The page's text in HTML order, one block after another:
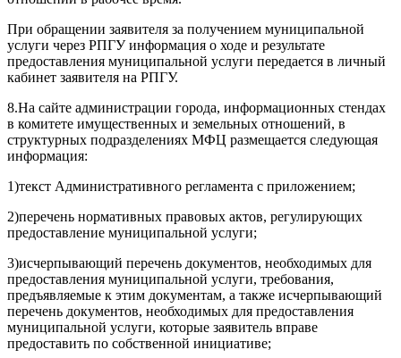
При обращении заявителя за получением муниципальной
услуги через РПГУ информация о ходе и результате
предоставления муниципальной услуги передается в личный
кабинет заявителя на РПГУ.
8.На сайте администрации города, информационных стендах
в комитете имущественных и земельных отношений, в
структурных подразделениях МФЦ размещается следующая
информация:
1)текст Административного регламента с приложением;
2)перечень нормативных правовых актов, регулирующих
предоставление муниципальной услуги;
3)исчерпывающий перечень документов, необходимых для
предоставления муниципальной услуги, требования,
предъявляемые к этим документам, а также исчерпывающий
перечень документов, необходимых для предоставления
муниципальной услуги, которые заявитель вправе
предоставить по собственной инициативе;